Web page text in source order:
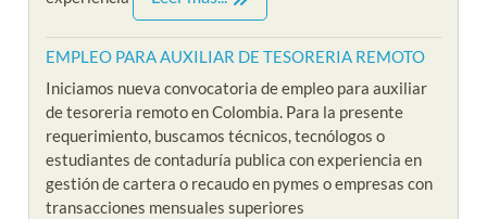
EMPLEO PARA AUXILIAR DE TESORERIA REMOTO
Iniciamos nueva convocatoria de empleo para auxiliar
de tesoreria remoto en Colombia. Para la presente
requerimiento, buscamos técnicos, tecnólogos o
estudiantes de contaduría publica con experiencia en
gestión de cartera o recaudo en pymes o empresas con
transacciones mensuales superiores